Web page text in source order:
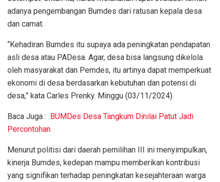
adanya pengembangan Bumdes dari ratusan kepala desa
dan camat.
“Kehadiran Bumdes itu supaya ada peningkatan pendapatan
asli desa atau PADesa. Agar, desa bisa langsung dikelola
oleh masyarakat dan Pemdes, itu artinya dapat memperkuat
ekonomi di desa berdasarkan kebutuhan dan potensi di
desa,” kata Carles Prenky. Minggu (03/11/2024).
Baca Juga : BUMDes Desa Tangkum Dinilai Patut Jadi
Percontohan
Menurut politisi dari daerah pemilihan III ini menyimpulkan,
kinerja Bumdes, kedepan mampu memberikan kontribusi
yang signifikan terhadap peningkatan kesejahteraan warga